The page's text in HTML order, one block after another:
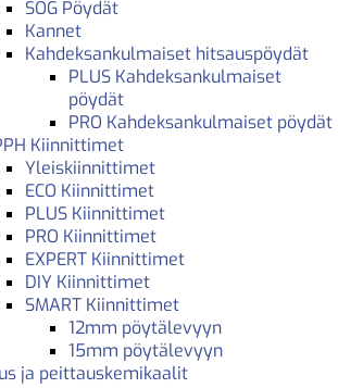
SOG Pöydät
Kannet
Kahdeksankulmaiset hitsauspöydät
PLUS Kahdeksankulmaiset
pöydät
PRO Kahdeksankulmaiset pöydät
Kiinnittimet
Yleiskiinnittimet
ECO Kiinnittimet
PLUS Kiinnittimet
PRO Kiinnittimet
EXPERT Kiinnittimet
DIY Kiinnittimet
SMART Kiinnittimet
12mm pöytälevyyn
15mm pöytälevyyn
ja peittauskemikaalit